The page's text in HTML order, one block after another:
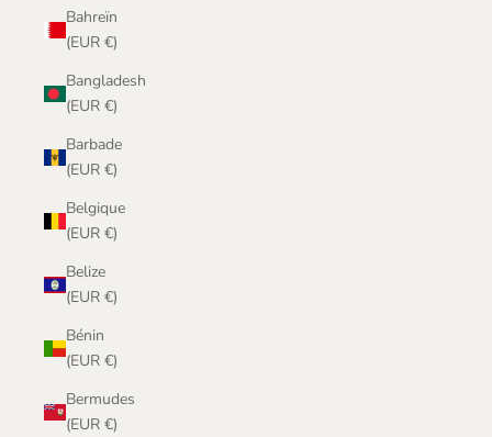
Bahreïn
(EUR €)
Bangladesh
(EUR €)
Barbade
(EUR €)
Belgique
(EUR €)
Belize
(EUR €)
Bénin
(EUR €)
Bermudes
(EUR €)